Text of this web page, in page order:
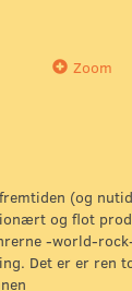
Zoom
(og
og flot
-world-
Det er er ren